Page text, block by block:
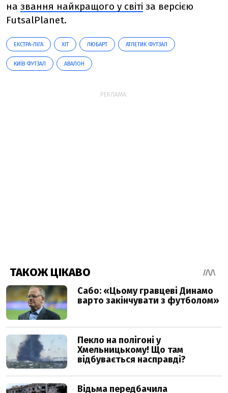
на звання найкращого у світі за версією
FutsalPlanet.
ЕКСТРА-ЛІГА ХІТ ЛЮБАРТ АТЛЕТИК ФУТЗАЛ
КИЇВ ФУТЗАЛ АВАЛОН
РЕКЛАМА: